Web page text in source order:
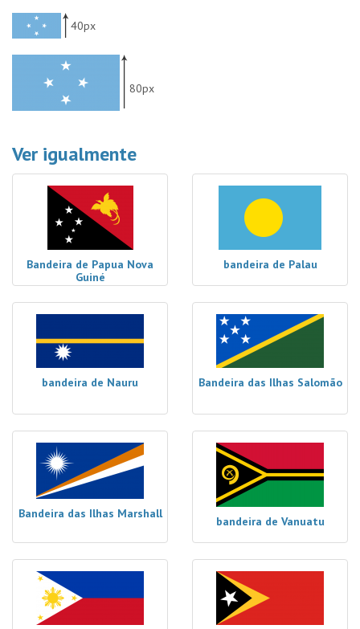
40px
80px
Ver igualmente
Bandeira de Papua Nova
Guiné
bandeira de Palau
bandeira de Nauru Bandeira das Ilhas Salomão
Bandeira das Ilhas Marshall
bandeira de Vanuatu